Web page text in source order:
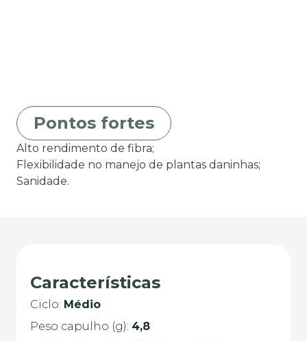
Pontos fortes
Alto rendimento de fibra;
Flexibilidade no manejo de plantas daninhas;
Sanidade.
Características
Ciclo: Médio
Peso capulho (g): 4,8